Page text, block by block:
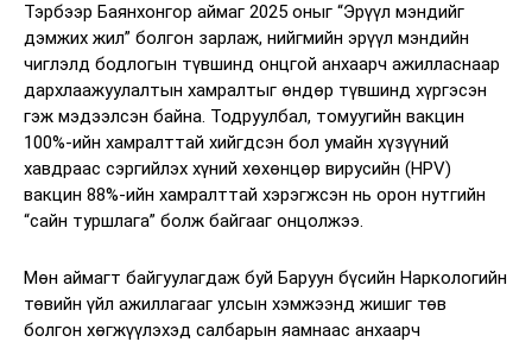
Тэрбээр Баянхонгор аймаг 2025 оныг “Эрүүл мэндийг
дэмжих жил” болгон зарлаж, нийгмийн эрүүл мэндийн
чиглэлд бодлогын түвшинд онцгой анхаарч ажилласнаар
дархлаажуулалтын хамралтыг өндөр түвшинд хүргэсэн
гэж мэдээлсэн байна. Тодруулбал, томуугийн вакцин
100%-ийн хамралттай хийгдсэн бол умайн хүзүүний
хавдраас сэргийлэх хүний хөхөнцөр вирусийн (HPV)
вакцин 88%-ийн хамралттай хэрэгжсэн нь орон нутгийн
“сайн туршлага” болж байгааг онцолжээ.
Мөн аймагт байгуулагдаж буй Баруун бүсийн Наркологийн
төвийн үйл ажиллагааг улсын хэмжээнд жишиг төв
болгон хөгжүүлэхэд салбарын яамнаас анхаарч